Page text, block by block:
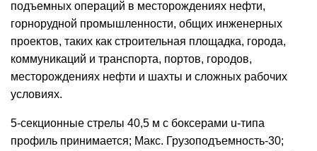
подъемных операций в месторождениях нефти,
горнорудной промышленности, общих инженерных
проектов, таких как строительная площадка, города,
коммуникаций и транспорта, портов, городов,
месторождениях нефти и шахты и сложных рабочих
условиях.
5-секционные стрелы 40,5 м с боксерами u-типа
профиль принимается; Макс. Грузоподъемность-30;